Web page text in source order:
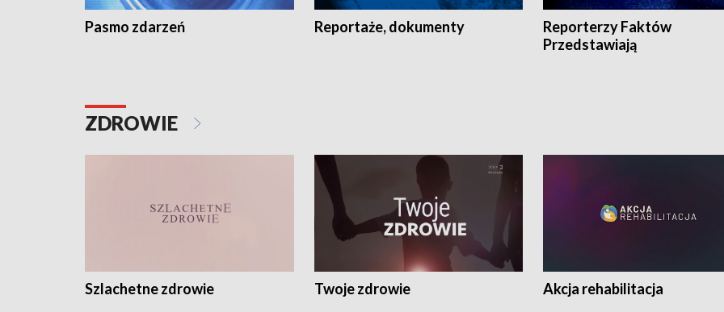
Pasmo zdarzeń Reportaże, dokumenty
Reporterzy Faktów
Przedstawiają
ZDROWIE
Szlachetne zdrowie Twoje zdrowie Akcja rehabilitacja